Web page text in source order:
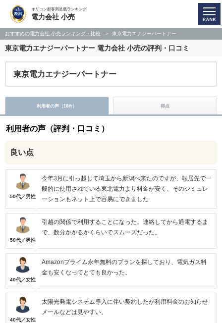
オリコン顧客満足度ランキング
電力会社 小売
おすすめの電力会社 小売ランキング・比較 東京電力エナジーパートナー
東京電力エナジーパートナー 電力会社 小売の評判・口コミ
東京電力エナジーパートナー
利用者の声（18件） 得点
利用者の声（評判・口コミ）
良い点
50代／男性
今年3月に引っ越して埼玉から新潟へ来たのですが、転居先で一
般的に使用されている東北電力より料金が安く、そのシミュレ
ーションもネット上で容易にできました
50代／男性
引越の関係で利用することになった。連絡してから通電するま
で、数分かかるかくらいでスムーズだった。
40代／女性
Amazonプライム永年無料のプランを探しており、電気ガス料
金も安くなってとても良かった。
40代／女性
太陽光発電システム導入に伴い契約したが利用料金のお知らせ
メールなどは見やすい。